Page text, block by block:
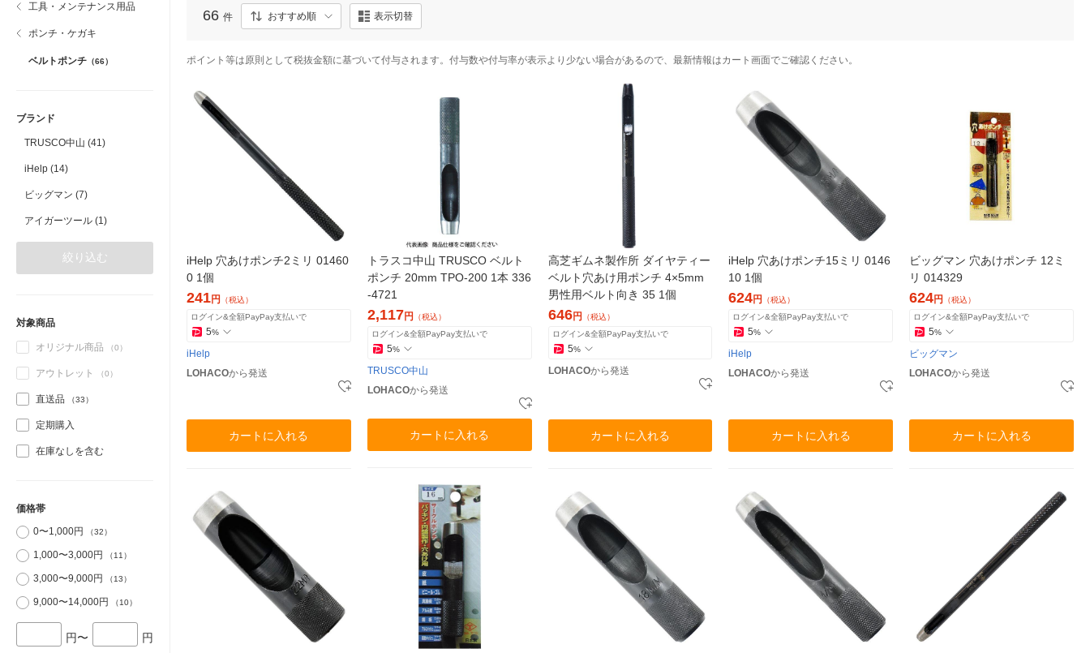
工具・メンテナンス用品
ポンチ・ケガキ
ベルトポンチ （66）
ブランド
TRUSCO中山 (41)
iHelp (14)
ビッグマン (7)
アイガーツール (1)
絞り込む
対象商品
オリジナル商品 （0）
アウトレット （0）
直送品 （33）
定期購入
在庫なしを含む
価格帯
0〜1,000円
（32）
1,000〜3,000円 （11）
3,000〜9,000円 （13）
9,000〜14,000円 （10）
円〜 円
66 件 おすすめ順 表示切替
ポイント等は原則として税抜金額に基づいて付与されます。付与数や付与率が表示より少ない場合があるので、最新情報はカート画面でご確認ください。
iHelp 穴あけポンチ2ミリ 01460
0 1個
241円 （税込）
ログイン&全額PayPay支払いで
5%
iHelp
LOHACOから発送
カートに入れる
トラスコ中山 TRUSCO ベルト
ポンチ 20mm TPO-200 1本 336
-4721
2,117円 （税込）
ログイン&全額PayPay支払いで
5%
TRUSCO中山
LOHACOから発送
カートに入れる
高芝ギムネ製作所 ダイヤティー
ベルト穴あけ用ポンチ 4×5mm
男性用ベルト向き 35 1個
646円 （税込）
ログイン&全額PayPay支払いで
5%
LOHACOから発送
カートに入れる
iHelp 穴あけポンチ15ミリ 0146
10 1個
624円
（税込）
ログイン&全額PayPay支払いで
5%
iHelp
LOHACOから発送
カートに入れる
ビッグマン 穴あけポンチ 12ミ
リ 014329
624円
（税込）
ログイン&全額PayPay支払いで
5%
ビッグマン
LOHACOから発送
カートに入れる